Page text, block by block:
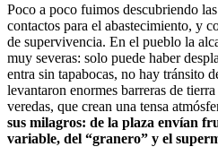
Poco a poco fuimos descubriendo
contactos para el abastecimiento, y
de supervivencia. En el pueblo la
muy severas: solo puede haber
entra sin tapabocas, no hay tránsito
levantaron enormes barreras de
veredas, que crean una tensa
sus milagros: de la plaza envían
variable, del “granero” y el